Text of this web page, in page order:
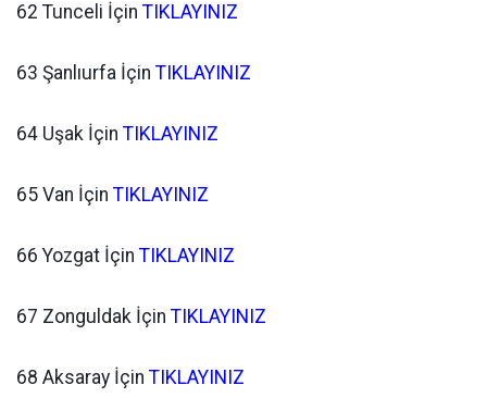
62 Tunceli İçin TIKLAYINIZ
63 Şanlıurfa İçin TIKLAYINIZ
64 Uşak İçin TIKLAYINIZ
65 Van İçin TIKLAYINIZ
66 Yozgat İçin TIKLAYINIZ
67 Zonguldak İçin TIKLAYINIZ
68 Aksaray İçin TIKLAYINIZ